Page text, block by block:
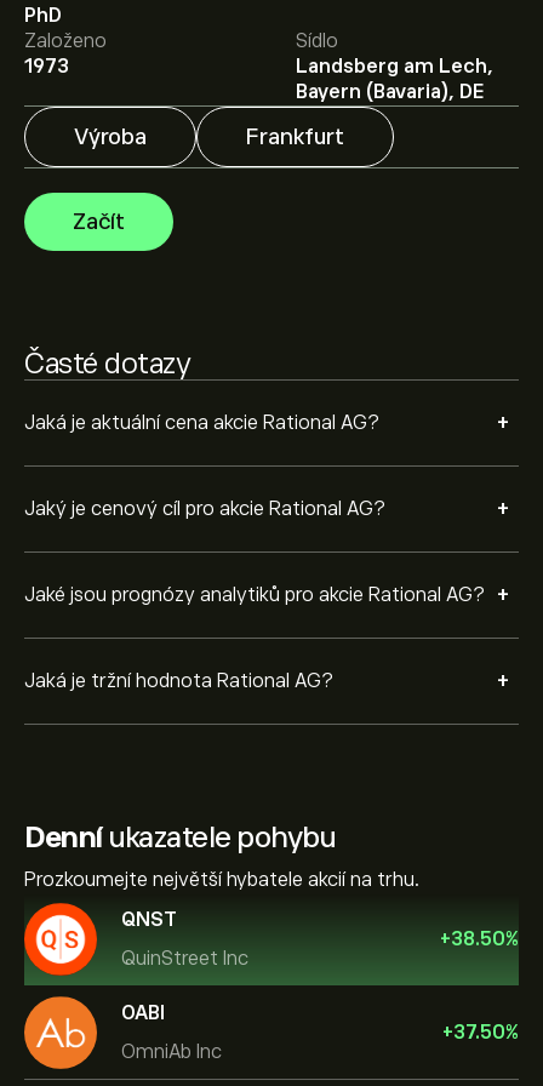
PhD
Založeno
1973
Sídlo
Landsberg am Lech,
Bayern (Bavaria), DE
Výroba Frankfurt
Začít
Časté dotazy
Jaká je aktuální cena akcie Rational AG? +
Jaký je cenový cíl pro akcie Rational AG? +
Zaregistrujte se
analytiků i cenové cíle.
Jaké jsou prognózy analytiků pro akcie Rational AG? +
Analytici nabízí prognózy pro akcie Rational AG na
základě tržních trendů, finančních zpráv a očekávaného
růstu. Podívejte se na prognózu budoucího vývoje cen.
Jaká je tržní hodnota Rational AG? +
Tržní kapitalizace Rational AG je 7.58B‎€‎
Denníukazatele pohybu
Prozkoumejte největší hybatele akcií na trhu.
QNST
QuinStreet Inc
+38.50%
OABI
OmniAb Inc
+37.50%